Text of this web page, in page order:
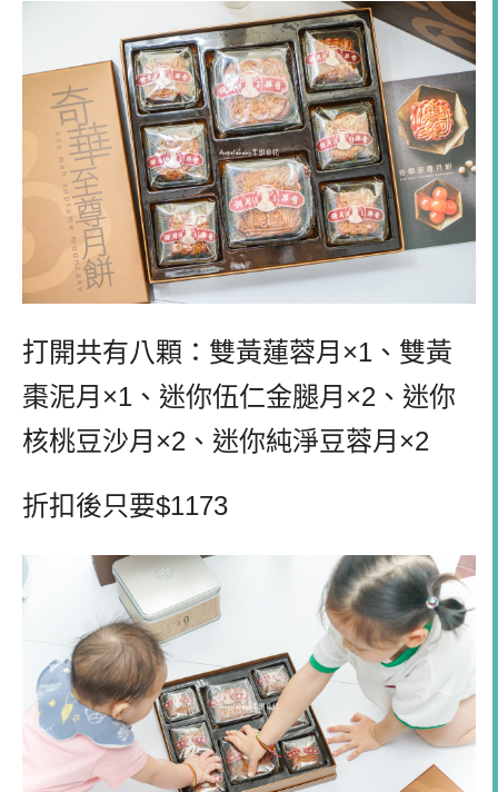
打開共有八顆：雙黃蓮蓉月 ×1 、雙黃
棗泥月 ×1 、迷你伍仁金腿月 ×2 、迷你
核桃豆沙月 ×2 、迷你純淨豆蓉月 ×2
折扣後只要$1173